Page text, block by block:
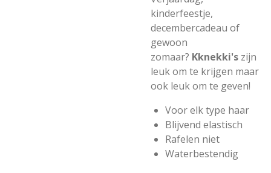
kinderfeestje,
decembercadeau of
gewoon
zomaar? Kknekki's zijn
leuk om te krijgen maar
ook leuk om te geven!
Voor elk type haar
Blijvend elastisch
Rafelen niet
Waterbestendig